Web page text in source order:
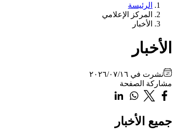
الرئيسة
المركز الإعلامي
الأخبار
الأخبار
نشرت في ٢٠٢٦/٠٧/١٦
مشاركة الصفحة
جميع الأخبار